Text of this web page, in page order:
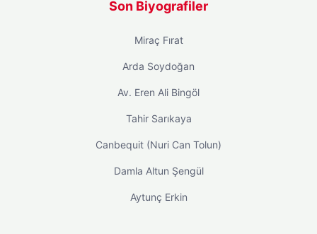
Son Biyografiler
Miraç Fırat
Arda Soydoğan
Av. Eren Ali Bingöl
Tahir Sarıkaya
Canbequit (Nuri Can Tolun)
Damla Altun Şengül
Aytunç Erkin